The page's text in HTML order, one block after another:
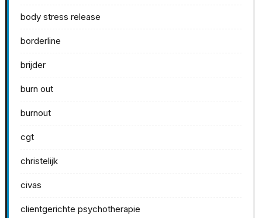
body stress release
borderline
brijder
burn out
burnout
cgt
christelijk
civas
clientgerichte psychotherapie